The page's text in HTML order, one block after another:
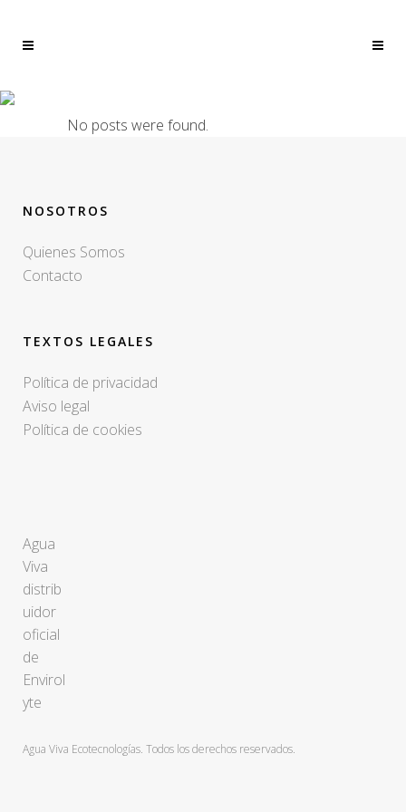
No posts were found.
NOSOTROS
Quienes Somos
Contacto
TEXTOS LEGALES
Política de privacidad
Aviso legal
Política de cookies
Agua
Viva
distrib
uidor
oficial
de
Envirol
yte
Agua Viva Ecotecnologías. Todos los derechos reservados.